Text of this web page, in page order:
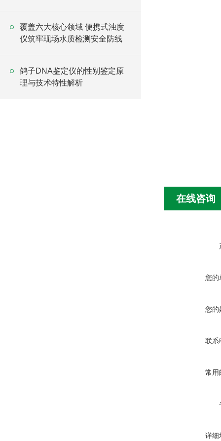
在线咨询
您的
您的
联系
常用
详细
覆盖六大核心领域 便携式浊度
仪筑牢现场水质检测安全防线
鸽子DNA鉴定仪的性别鉴定原
理与技术特性解析